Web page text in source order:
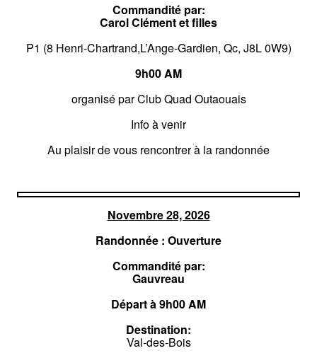
Commandité par:
Carol Clément et filles
P1 (8 Henri-Chartrand,L’Ange-Gardien, Qc, J8L 0W9)
9h00 AM
organisé par Club Quad Outaouais
Info à venir
Au plaisir de vous rencontrer à la randonnée
Novembre 28, 2026
Randonnée : Ouverture
Commandité par:
Gauvreau
Départ à 9h00 AM
Destination:
Val-des-Bois